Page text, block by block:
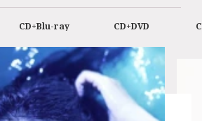
に昨年末オーチャードホールで行われ
より抜粋されたライブ作品を収録。大
CD+Blu-ray CD+DVD